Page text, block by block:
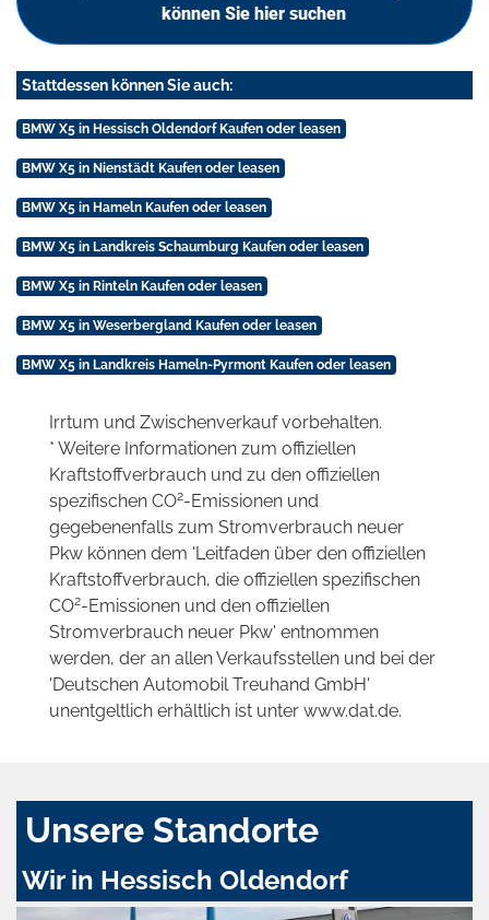
können Sie hier suchen
Stattdessen können Sie auch:
BMW X5 in Hessisch Oldendorf Kaufen oder leasen
BMW X5 in Nienstädt Kaufen oder leasen
BMW X5 in Hameln Kaufen oder leasen
BMW X5 in Landkreis Schaumburg Kaufen oder leasen
BMW X5 in Rinteln Kaufen oder leasen
BMW X5 in Weserbergland Kaufen oder leasen
BMW X5 in Landkreis Hameln-Pyrmont Kaufen oder leasen
Irrtum und Zwischenverkauf vorbehalten.
* Weitere Informationen zum offiziellen
Kraftstoffverbrauch und zu den offiziellen
spezifischen CO2-Emissionen und
gegebenenfalls zum Stromverbrauch neuer
Pkw können dem 'Leitfaden über den offiziellen
Kraftstoffverbrauch, die offiziellen spezifischen
CO2-Emissionen und den offiziellen
Stromverbrauch neuer Pkw' entnommen
werden, der an allen Verkaufsstellen und bei der
'Deutschen Automobil Treuhand GmbH'
unentgeltlich erhältlich ist unter www.dat.de.
Unsere Standorte
Wir in Hessisch Oldendorf